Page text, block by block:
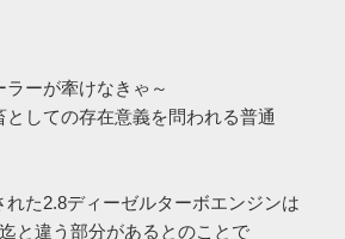
ーが牽けなきゃ～
としての存在意義を問われる普通
れた2.8ディーゼルターボエンジンは
と違う部分があるとのことで